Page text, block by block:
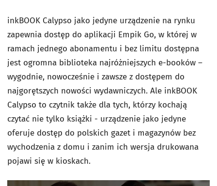
inkBOOK Calypso jako jedyne urządzenie na rynku
zapewnia dostęp do aplikacji Empik Go, w której w
ramach jednego abonamentu i bez limitu dostępna
jest ogromna biblioteka najróżniejszych e-booków –
wygodnie, nowocześnie i zawsze z dostępem do
najgorętszych nowości wydawniczych. Ale inkBOOK
Calypso to czytnik także dla tych, którzy kochają
czytać nie tylko książki - urządzenie jako jedyne
oferuje dostęp do polskich gazet i magazynów bez
wychodzenia z domu i zanim ich wersja drukowana
pojawi się w kioskach.